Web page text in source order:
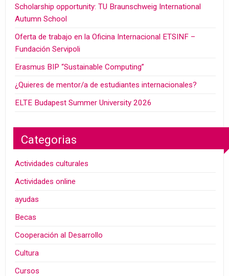
Scholarship opportunity: TU Braunschweig International
Autumn School
Oferta de trabajo en la Oficina Internacional ETSINF –
Fundación Servipoli
Erasmus BIP “Sustainable Computing”
¿Quieres de mentor/a de estudiantes internacionales?
ELTE Budapest Summer University 2026
Categorias
Actividades culturales
Actividades online
ayudas
Becas
Cooperación al Desarrollo
Cultura
Cursos